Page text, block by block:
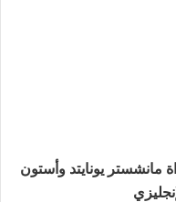
مانشستر يونايتد وأستون